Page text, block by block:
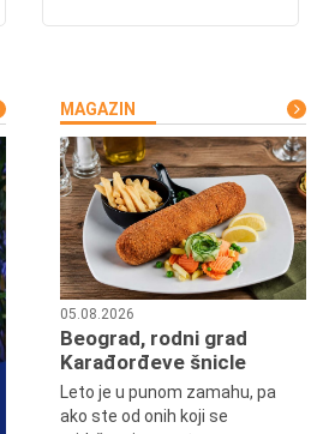
MAGAZIN
05.08.2026
Beograd, rodni grad
Karađorđeve šnicle
Leto je u punom zamahu, pa
ako ste od onih koji se